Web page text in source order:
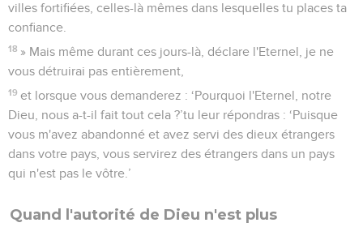
villes fortifiées, celles-là mêmes dans lesquelles tu places ta
confiance.
18 » Mais même durant ces jours-là, déclare l'Eternel, je ne
vous détruirai pas entièrement,
19 et lorsque vous demanderez : ‘Pourquoi l'Eternel, notre
Dieu, nous a-t-il fait tout cela ?’tu leur répondras : ‘Puisque
vous m'avez abandonné et avez servi des dieux étrangers
dans votre pays, vous servirez des étrangers dans un pays
qui n'est pas le vôtre.’
Quand l'autorité de Dieu n'est plus